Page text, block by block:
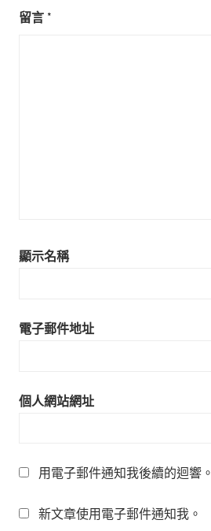
留言 *
顯示名稱
電子郵件地址
個人網站網址
用電子郵件通知我後續的迴響。
新文章使用電子郵件通知我。